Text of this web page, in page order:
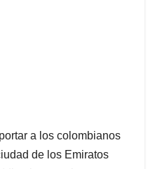
a los colombianos
de los Emiratos